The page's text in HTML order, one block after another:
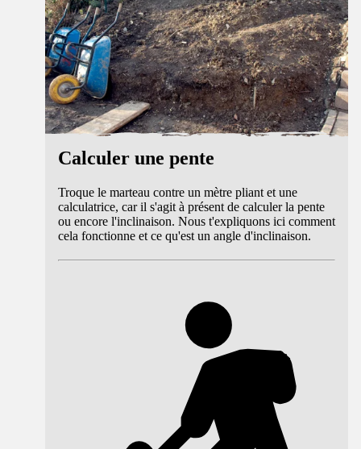
Calculer une pente
Troque le marteau contre un mètre pliant et une
calculatrice, car il s'agit à présent de calculer la pente
ou encore l'inclinaison. Nous t'expliquons ici comment
cela fonctionne et ce qu'est un angle d'inclinaison.